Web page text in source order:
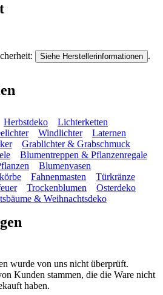
Siehe Herstellerinformationen .
Herbstdeko
Lichterketten
Windlichter
Laternen
Grablichter & Grabschmuck
Blumentreppen & Pflanzenregale
Blumenvasen
Fahnenmasten
Türkränze
Trockenblumen
Osterdeko
& Weihnachtsdeko
wurde von uns nicht überprüft.
Kunden stammen, die die Ware nicht
haben.